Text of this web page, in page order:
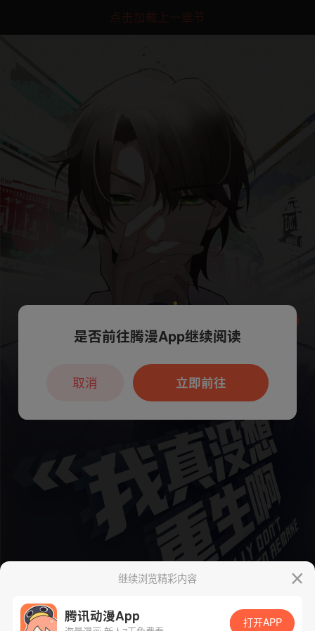
点击加载上一章节
继续浏览精彩内容
腾讯动漫App 打开APP
本章节仅支持App阅读，可打开App新用
户7天免费看
是否前往腾漫App继续阅读
立即前往
取消